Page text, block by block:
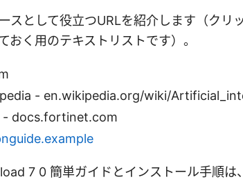
スとして役立つURLを紹介します（クリ
おく用のテキストリストです）。
- en.wikipedia.org/wiki/
- docs.fortinet.com
7 0 簡単ガイドとインストール手順は